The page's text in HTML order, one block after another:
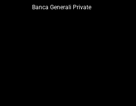
Banca Generali Private